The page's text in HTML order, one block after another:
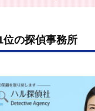
位の探偵事務所